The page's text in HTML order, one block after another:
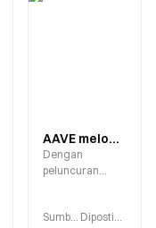
2026-07-16
AAVE melonjak lebih dari 40% dalam sebulan—Apakah pemimpin DeFi ini memasuki siklus pertumbuhan baru?
Dengan
peluncuran
yang tetap
Sumber :Gate.blog
Diposting